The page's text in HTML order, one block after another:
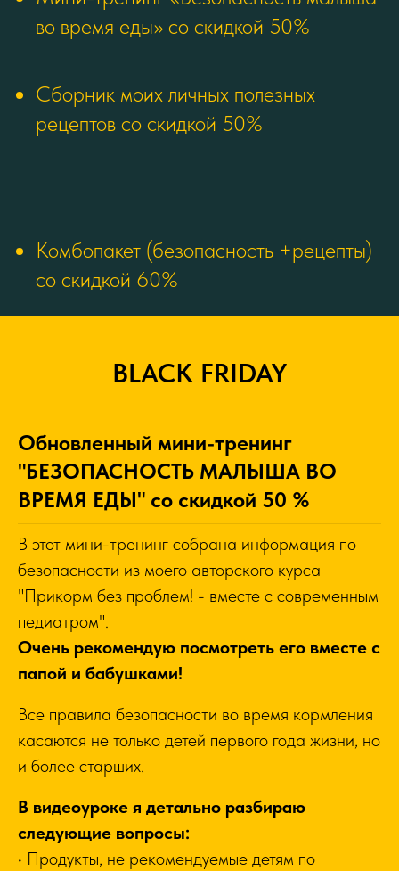
во время еды» со скидкой 50%
Сборник моих личных полезных
рецептов со скидкой 50%
Комбопакет (безопасность +рецепты)
со скидкой 60%
BLACK FRIDAY
Обновленный мини-тренинг
"БЕЗОПАСНОСТЬ МАЛЫША ВО
ВРЕМЯ ЕДЫ" со скидкой 50 %
В этот мини-тренинг собрана информация по
безопасности из моего авторского курса
"Прикорм без проблем! - вместе с современным
педиатром".
Очень рекомендую посмотреть его вместе с
папой и бабушками!
Все правила безопасности во время кормления
касаются не только детей первого года жизни, но
и более старших.
В видеоуроке я детально разбираю
следующие вопросы:
• Продукты, не рекомендуемые детям по